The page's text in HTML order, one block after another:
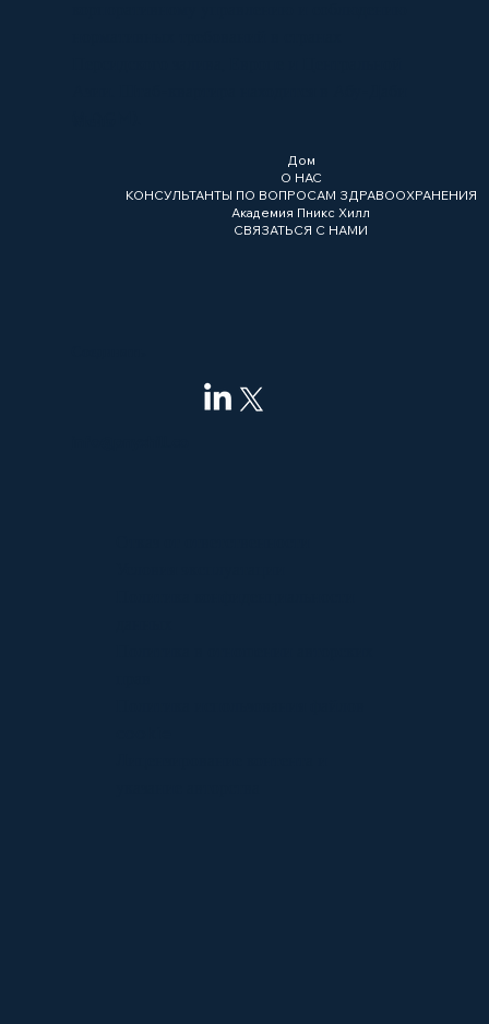
Дом
О НАС
КОНСУЛЬТАНТЫ ПО ВОПРОСАМ ЗДРАВООХРАНЕНИЯ
Академия Пникс Хилл
СВЯЗАТЬСЯ С НАМИ